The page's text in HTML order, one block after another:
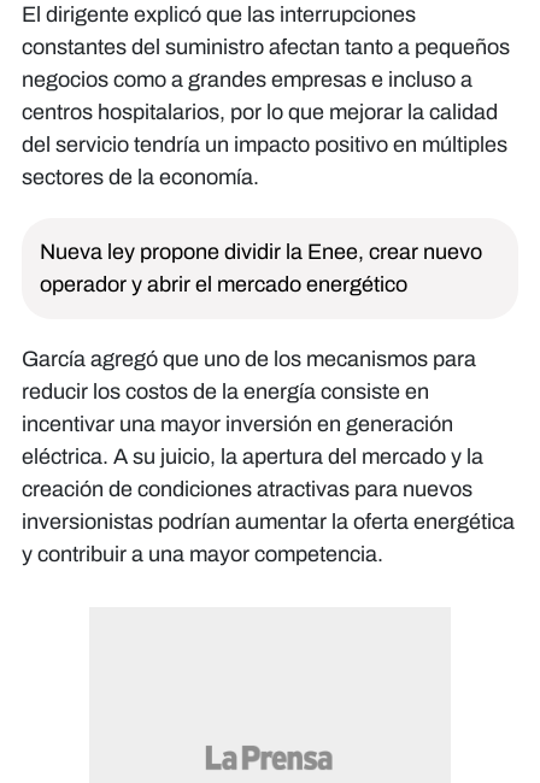
El dirigente explicó que las interrupciones
constantes del suministro afectan tanto a pequeños
negocios como a grandes empresas e incluso a
centros hospitalarios, por lo que mejorar la calidad
del servicio tendría un impacto positivo en múltiples
sectores de la economía.
Nueva ley propone dividir la Enee, crear nuevo
operador y abrir el mercado energético
García agregó que uno de los mecanismos para
reducir los costos de la energía consiste en
incentivar una mayor inversión en generación
eléctrica. A su juicio, la apertura del mercado y la
creación de condiciones atractivas para nuevos
inversionistas podrían aumentar la oferta energética
y contribuir a una mayor competencia.